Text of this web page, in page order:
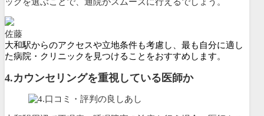
佐藤
大和駅からのアクセスや立地条件も考慮し、最も自分に適し
た病院・クリニックを見つけることをおすすめします。
4.カウンセリングを重視している医師か